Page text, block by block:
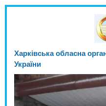
Харківська обласна
України